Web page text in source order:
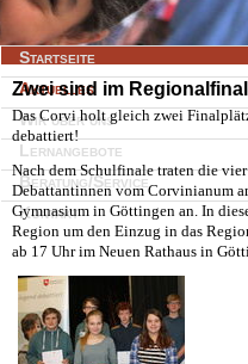
Navigation
überspringen
Startseite
Aktuelles
Wir über uns
Lernangebote
Beratung/Service
Kontakt
Zwei sind im
Das Corvi holt gleich zwei
debattiert!
Nach dem Schulfinale traten die
Debattantinnen vom Corvinianum
Gymnasium in Göttingen an. In
Region um den Einzug in das
ab 17 Uhr im Neuen Rathaus in